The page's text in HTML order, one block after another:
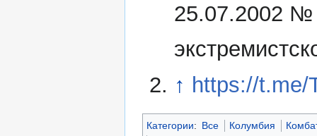
25.07.2002 №
↑ https://t.me/
Категории: Все Колумбия